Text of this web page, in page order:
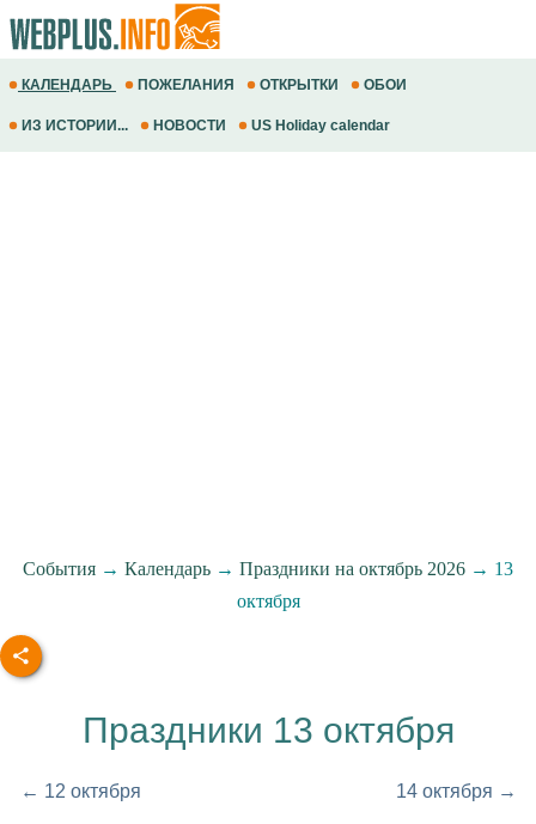
КАЛЕНДАРЬ ПОЖЕЛАНИЯ ОТКРЫТКИ ОБОИ
ИЗ ИСТОРИИ... НОВОСТИ US Holiday calendar
События → Календарь → Праздники на октябрь 2026 → 13
октября
Праздники 13 октября
← 12 октября 14 октября →